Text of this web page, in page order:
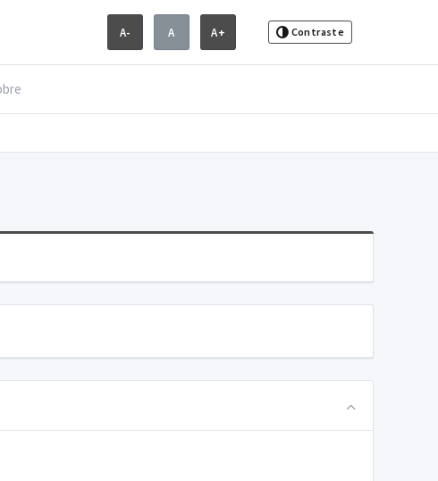
A- A A+ Contraste